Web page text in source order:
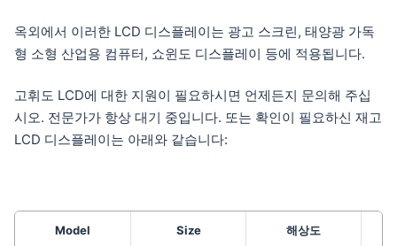
옥외에서 이러한 LCD 디스플레이는 광고 스크린, 태양광 가독
형 소형 산업용 컴퓨터, 쇼윈도 디스플레이 등에 적용됩니다.
고휘도 LCD에 대한 지원이 필요하시면 언제든지 문의해 주십
시오. 전문가가 항상 대기 중입니다. 또는 확인이 필요하신 재고
LCD 디스플레이는 아래와 같습니다:
Model Size 해상도